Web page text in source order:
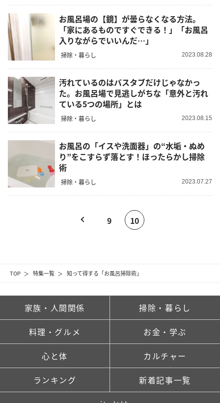
TOP 特集一覧 知って得する「お風呂掃除術」
お風呂場の【鏡】が曇らなくなる方法。
「家にあるものですぐできる！」「お風呂
入りながらでいいんだ…」
掃除・暮らし 2023.08.28
汚れているのはバスタブだけじゃなかっ
た。お風呂場で見逃しがちな「意外と汚れ
ている5つの場所」とは
掃除・暮らし 2023.08.15
お風呂の「イスや洗面器」の“水垢・ぬめ
り”をこすらず落とす！ほったらかし掃除
術
掃除・暮らし 2023.07.27
9 10
家族・人間関係 掃除・暮らし
料理・グルメ お金・学ぶ
心と体 カルチャー
ランキング 新着記事一覧